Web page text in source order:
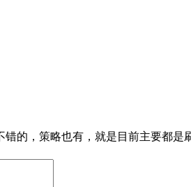
错的，策略也有，就是目前主要都是